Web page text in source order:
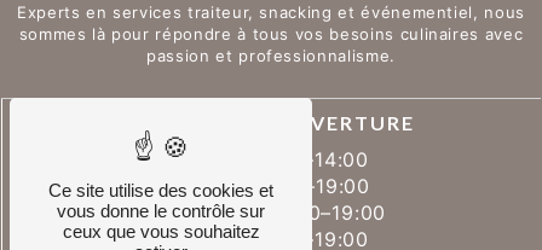
Experts en services traiteur, snacking et événementiel, nous
sommes là pour répondre à tous vos besoins culinaires avec
passion et professionnalisme.
HORAIRES D'OUVERTURE
Lundi : 07:00–14:00
Mardi : 07:00–19:00
Mercredi : 07:00–19:00
Jeudi : 07:00–19:00
Ce site utilise des cookies et
vous donne le contrôle sur
ceux que vous souhaitez